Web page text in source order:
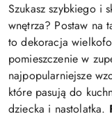
Szukasz szybkiego i
wnętrza? Postaw na
to dekoracja
pomieszczenie w
najpopularniejsze
które pasują do
dziecka i nastolatka.